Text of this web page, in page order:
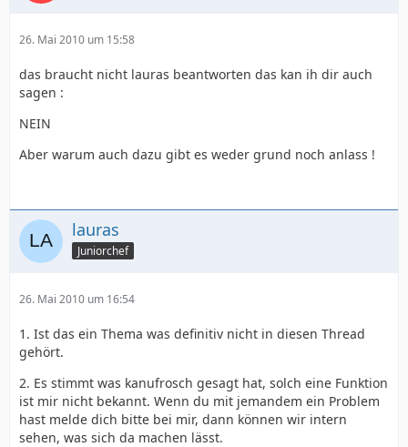
26. Mai 2010 um 15:58
das braucht nicht lauras beantworten das kan ih dir auch
sagen :
NEIN
Aber warum auch dazu gibt es weder grund noch anlass !
lauras
Juniorchef
26. Mai 2010 um 16:54
1. Ist das ein Thema was definitiv nicht in diesen Thread
gehört.
2. Es stimmt was kanufrosch gesagt hat, solch eine Funktion
ist mir nicht bekannt. Wenn du mit jemandem ein Problem
hast melde dich bitte bei mir, dann können wir intern
sehen, was sich da machen lässt.